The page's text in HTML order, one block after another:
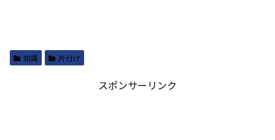
知識 片付け
スポンサーリンク